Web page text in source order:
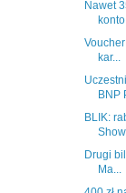
Nawet
kar...
BNP
BLIK:
Drugi
Ma...